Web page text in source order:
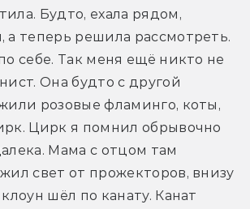
Будто, ехала рядом,
а теперь решила рассмотреть.
себе. Так меня ещё никто не
Она будто с другой
розовые фламинго, коты,
Цирк я помнил обрывочно
Мама с отцом там
свет от прожекторов, внизу
шёл по канату. Канат